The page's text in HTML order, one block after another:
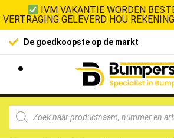
IVM VAKANTIE WORDEN
VERTRAGING GELEVERD HOU
De goedkoopste op de markt